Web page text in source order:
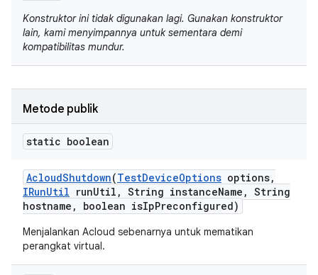
Konstruktor ini tidak digunakan lagi. Gunakan konstruktor
lain, kami menyimpannya untuk sementara demi
kompatibilitas mundur.
Metode publik
static boolean
AcloudShutdown(TestDeviceOptions options,
IRunUtil runUtil , String instanceName , String
hostname , boolean isIpPreconfigured)
Menjalankan Acloud sebenarnya untuk mematikan
perangkat virtual.